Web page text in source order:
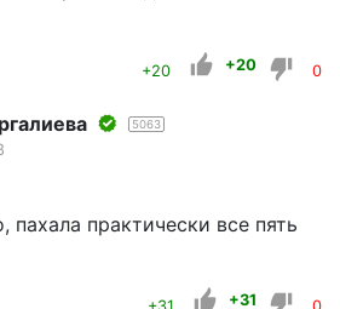
+20 +20 0
5063
практически все пять
+31